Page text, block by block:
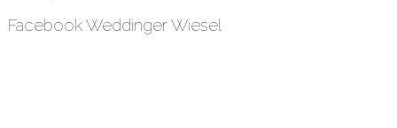
Facebook Weddinger Wiesel